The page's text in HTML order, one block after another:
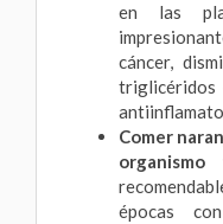
en las
cáncer,
triglicéridos
Comer
organismo
épocas